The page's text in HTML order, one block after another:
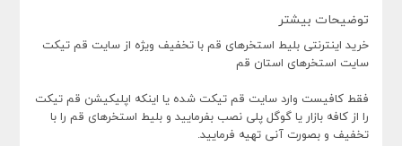
توضیحات بیشتر
خرید اینترنتی بلیط استخرهای قم با تخفیف ویژه از سایت قم تیکت
سایت استخرهای استان قم
فقط کافیست وارد سایت قم تیکت شده یا اینکه اپلیکیشن قم تیکت
را از کافه بازار یا گوگل پلی نصب بفرمایید و بلیط استخرهای قم را با
تخفیف و بصورت آنی تهیه فرمایید.